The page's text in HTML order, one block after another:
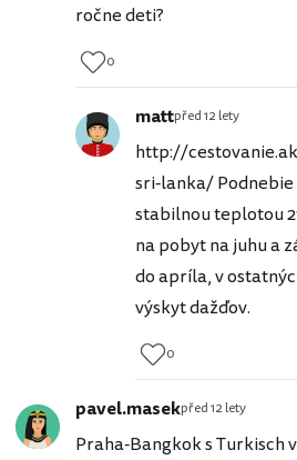
ročne deti?
0
mattpřed 12 lety
http://
sri-lanka/ Podnebie
stabilnou teplotou
na pobyt na juhu a
do apríla, v
výskyt dažďov.
0
pavel.masekpřed 12 lety
Praha-Bangkok s Turkisch